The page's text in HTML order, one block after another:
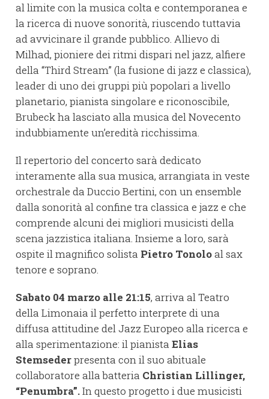
al limite con la musica colta e contemporanea e
la ricerca di nuove sonorità, riuscendo tuttavia
ad avvicinare il grande pubblico. Allievo di
Milhad, pioniere dei ritmi dispari nel jazz, alfiere
della “Third Stream” (la fusione di jazz e classica),
leader di uno dei gruppi più popolari a livello
planetario, pianista singolare e riconoscibile,
Brubeck ha lasciato alla musica del Novecento
indubbiamente un’eredità ricchissima.
Il repertorio del concerto sarà dedicato
interamente alla sua musica, arrangiata in veste
orchestrale da Duccio Bertini, con un ensemble
dalla sonorità al confine tra classica e jazz e che
comprende alcuni dei migliori musicisti della
scena jazzistica italiana. Insieme a loro, sarà
ospite il magnifico solista Pietro Tonoloal sax
tenore e soprano.
Sabato 04 marzo alle 21:15, arriva al Teatro
della Limonaia il perfetto interprete di una
diffusa attitudine del Jazz Europeo alla ricerca e
alla sperimentazione: il pianista Elias
Stemsederpresenta con il suo abituale
collaboratore alla batteria Christian Lillinger,
“Penumbra”.In questo progetto i due musicisti